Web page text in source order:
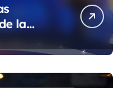
la